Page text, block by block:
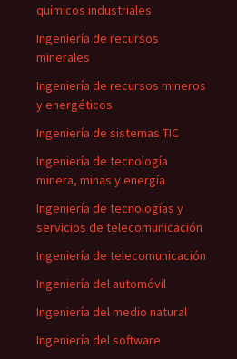
químicos industriales
Ingeniería de recursos
minerales
Ingeniería de recursos mineros
y energéticos
Ingeniería de sistemas TIC
Ingeniería de tecnología
minera, minas y energía
Ingeniería de tecnologías y
servicios de telecomunicación
Ingeniería de telecomunicación
Ingeniería del automóvil
Ingeniería del medio natural
Ingeniería del software